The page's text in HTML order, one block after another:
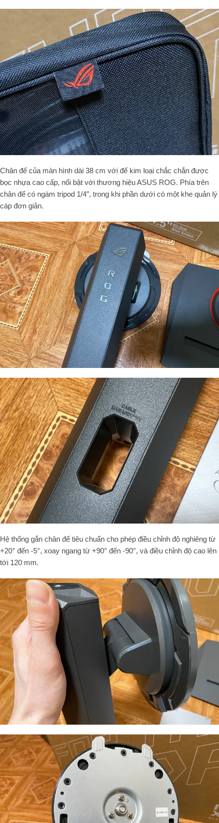
Chân đế của màn hình dài 38 cm với đế kim loại chắc chắn được
bọc nhựa cao cấp, nổi bật với thương hiệu ASUS ROG. Phía trên
chân đế có ngàm tripod 1/4″, trong khi phần dưới có một khe quản lý
cáp đơn giản.
Hệ thống gắn chân đế tiêu chuẩn cho phép điều chỉnh độ nghiêng từ
+20° đến -5°, xoay ngang từ +90° đến -90°, và điều chỉnh độ cao lên
tới 120 mm.